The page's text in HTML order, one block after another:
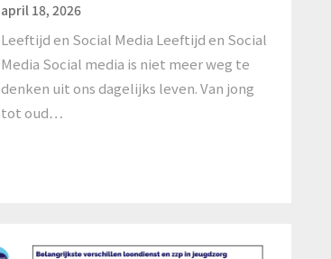
april 18, 2026
Leeftijd en Social Media Leeftijd en Social
Media Social media is niet meer weg te
denken uit ons dagelijks leven. Van jong
tot oud…